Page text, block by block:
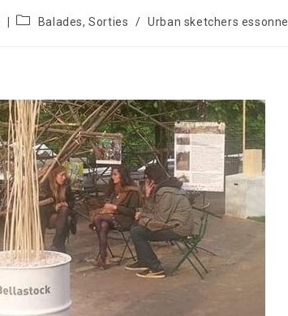
PostBalades, Sorties / Urban sketchers essonne